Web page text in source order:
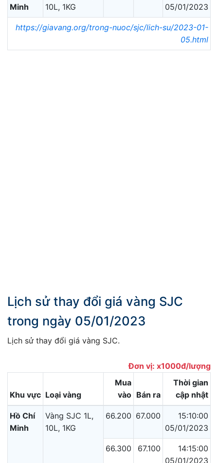
Minh
10L, 1KG
05/01/2023
https://giavang.org/trong-nuoc/sjc/lich-su/2023-01-
05.html
Lịch sử thay đổi giá vàng SJC
trong ngày 05/01/2023
Lịch sử thay đổi giá vàng SJC.
Đơn vị: x1000đ/lượng
Khu vực Loại vàng
Mua
vào Bán ra
Thời gian
cập nhật
Hồ Chí
Minh
Vàng SJC 1L,
10L, 1KG
66.200 67.000
15:10:00
05/01/2023
66.300 67.100
14:15:00
05/01/2023